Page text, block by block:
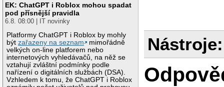
EK: ChatGPT i Roblox mohou spadat
pod přísnější pravidla
6.8. 08:00 | IT novinky
Platformy ChatGPT i Roblox by mohly
býtzařazeny na seznam
mimořádně
velkých on-line platforem nebo
internetových vyhledávačů, na něž se
vztahují zvláštní podmínky podle
nařízení o digitálních službách (DSA).
Vzhledem k tomu, že ChatGPT i Roblox
20
21
22
23
24
25
26
begin
clrscr;
window(1
Nástroje: